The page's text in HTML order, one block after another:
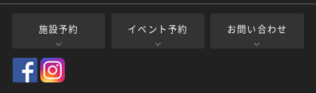
施設予約 イベント予約 お問い合わせ